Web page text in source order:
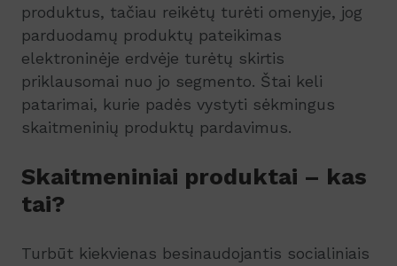
produktus, tačiau reikėtų turėti omenyje, jog
parduodamų produktų pateikimas
elektroninėje erdvėje turėtų skirtis
priklausomai nuo jo segmento. Štai keli
patarimai, kurie padės vystyti sėkmingus
skaitmeninių produktų pardavimus.
Skaitmeniniai produktai – kas
tai?
Turbūt kiekvienas besinaudojantis socialiniais